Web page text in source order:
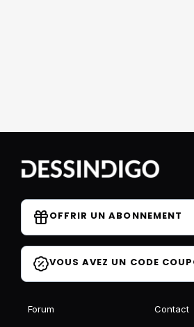
OFFRIR UN ABONNEMENT
VOUS AVEZ UN CODE
Forum Contact